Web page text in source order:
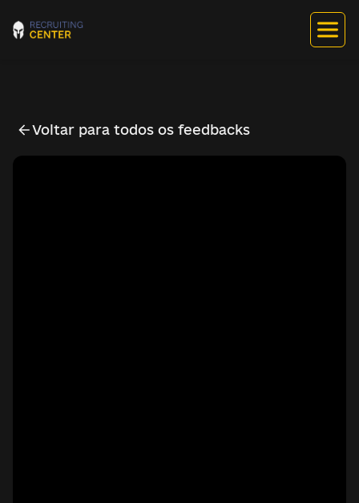
Voltar para todos os feedbacks